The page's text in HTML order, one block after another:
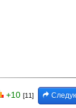
+10 [11]